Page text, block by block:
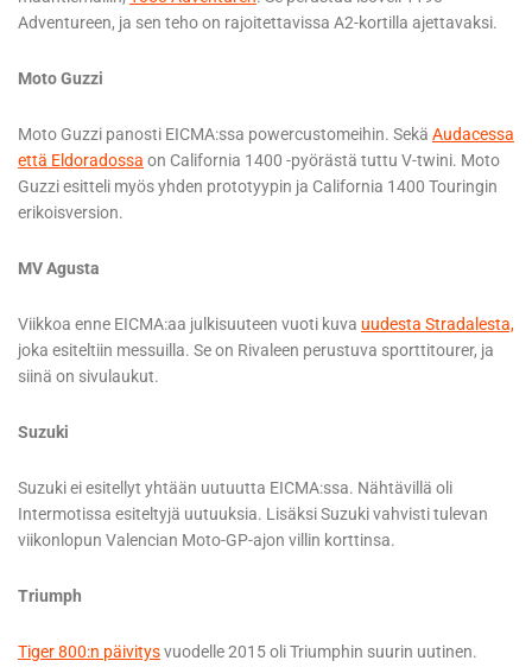
Adventureen, ja sen teho on rajoitettavissa A2-kortilla ajettavaksi.
Moto Guzzi
Moto Guzzi panosti EICMA:ssa powercustomeihin. Sekä Audacessa
että Eldoradossa on California 1400 -pyörästä tuttu V-twini. Moto
Guzzi esitteli myös yhden prototyypin ja California 1400 Touringin
erikoisversion.
MV Agusta
Viikkoa enne EICMA:aa julkisuuteen vuoti kuva uudesta Stradalesta,
joka esiteltiin messuilla. Se on Rivaleen perustuva sporttitourer, ja
siinä on sivulaukut.
Suzuki
Suzuki ei esitellyt yhtään uutuutta EICMA:ssa. Nähtävillä oli
Intermotissa esiteltyjä uutuuksia. Lisäksi Suzuki vahvisti tulevan
viikonlopun Valencian Moto-GP-ajon villin korttinsa.
Triumph
Tiger 800:n päivitysvuodelle 2015 oli Triumphin suurin uutinen.